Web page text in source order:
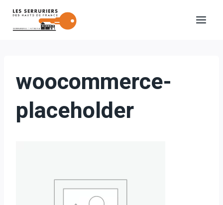
Aller
woocommerce-
placeholder